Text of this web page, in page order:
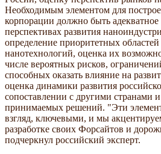
Необходимым элементом для
корпорации должно быть адекватное
перспективах развития
определение приоритетных
нанотехнологий, оценка их
числе вероятных рисков,
способных оказать влияние на
оценка динамики развития
сопоставлении с другими странами
принимаемых решений. "Эти
взгляд, ключевыми, и мы
разработке своих Форсайтов и
подчеркнул российский эксперт.